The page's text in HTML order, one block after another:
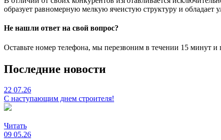
образует равномерную мелкую ячеистую структуру и
Не нашли ответ на свой вопрос?
Оставьте номер телефона, мы перезвоним в течении 15 минут и
Последние новости
22 07.26
С наступающим днем строителя!
Читать
09 05.26